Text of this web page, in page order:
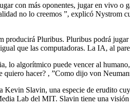
con más oponentes, jugar en vivo
no lo creemos ”, explicó Nystrom
producirá Pluribus. Pluribus podrá
que las computadoras. La IA, al
lo algorítmico puede vencer al
quiero hacer? , ”Como dijo von
Slavin, una especie de erudito
Lab del MIT. Slavin tiene una